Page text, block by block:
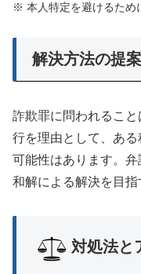
※ 本人特定を避けるため
解決方法の提案
詐欺罪に問われるこ
行を理由として、あ
可能性はあります。弁
和解による解決を目指
対処法と